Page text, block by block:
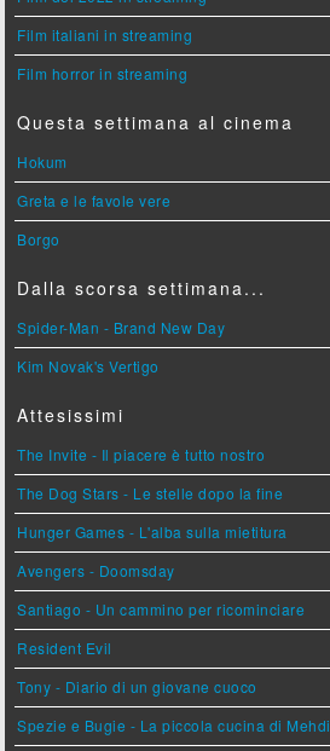
Film italiani in streaming
Film horror in streaming
Questa settimana al cinema
Hokum
Greta e le favole vere
Borgo
Dalla scorsa settimana...
Spider-Man - Brand New Day
Kim Novak's Vertigo
Attesissimi
The Invite - Il piacere è tutto nostro
The Dog Stars - Le stelle dopo la fine
Hunger Games - L'alba sulla mietitura
Avengers - Doomsday
Santiago - Un cammino per ricominciare
Resident Evil
Tony - Diario di un giovane cuoco
Spezie e Bugie - La piccola cucina di Mehdi